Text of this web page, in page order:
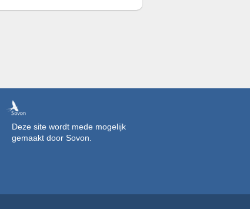
Deze site wordt mede mogelijk
gemaakt door Sovon.